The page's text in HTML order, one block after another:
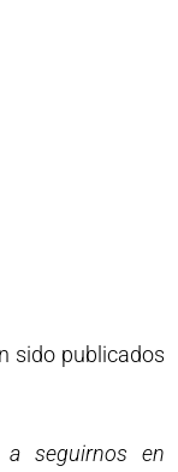
sido publicados
a seguirnos en